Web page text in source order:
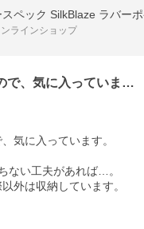
スペック SilkBlaze ラバー
ラインショップ
で、気に入っていま…
気に入っています。
ない工夫があれば…。
外は収納しています。